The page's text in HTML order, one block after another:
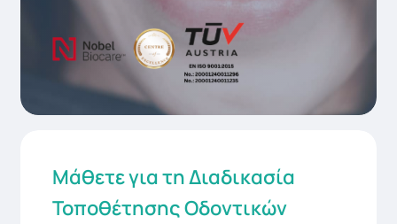
Μάθετε για τη Διαδικασία
Τοποθέτησης Οδοντικών